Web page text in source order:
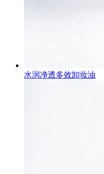
水润净透多效卸妆油